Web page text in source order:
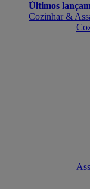
Últimos
Cozinhar &